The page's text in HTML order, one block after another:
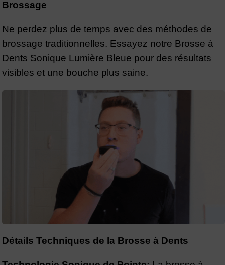
Brossage
Ne perdez plus de temps avec des méthodes de
brossage traditionnelles. Essayez notre Brosse à
Dents Sonique Lumière Bleue pour des résultats
visibles et une bouche plus saine.
Détails Techniques de la Brosse à Dents